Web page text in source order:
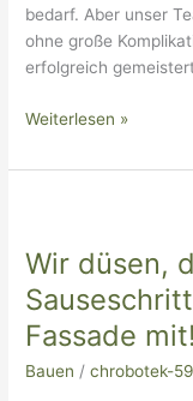
bedarf. Aber unser
ohne große
erfolgreich
Weiterlesen »
Wir düsen,
Fassade mit!
Bauen /chrobotek-
düsen,
düsen,
düsen
im
Sauseschritt